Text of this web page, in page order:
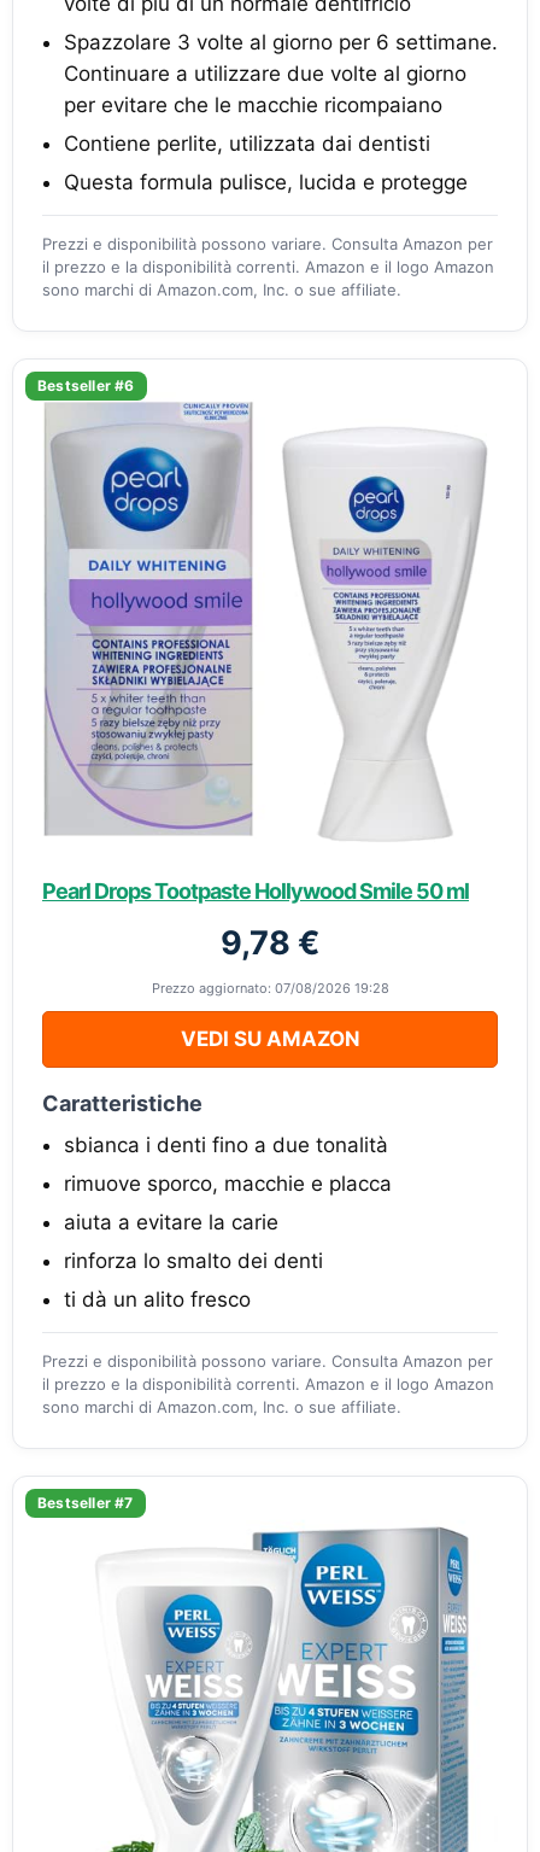
Spazzolare 3 volte al giorno per 6 settimane.
Continuare a utilizzare due volte al giorno
per evitare che le macchie ricompaiano
Contiene perlite, utilizzata dai dentisti
Questa formula pulisce, lucida e protegge
Prezzi e disponibilità possono variare. Consulta Amazon per
il prezzo e la disponibilità correnti. Amazon e il logo Amazon
sono marchi di Amazon.com, Inc. o sue affiliate.
Bestseller #6
Pearl Drops Tootpaste Hollywood Smile 50 ml
9,78 €
Prezzo aggiornato: 07/08/2026 19:28
VEDI SU AMAZON
Caratteristiche
sbianca i denti fino a due tonalità
rimuove sporco, macchie e placca
aiuta a evitare la carie
rinforza lo smalto dei denti
ti dà un alito fresco
Prezzi e disponibilità possono variare. Consulta Amazon per
il prezzo e la disponibilità correnti. Amazon e il logo Amazon
sono marchi di Amazon.com, Inc. o sue affiliate.
Bestseller #7